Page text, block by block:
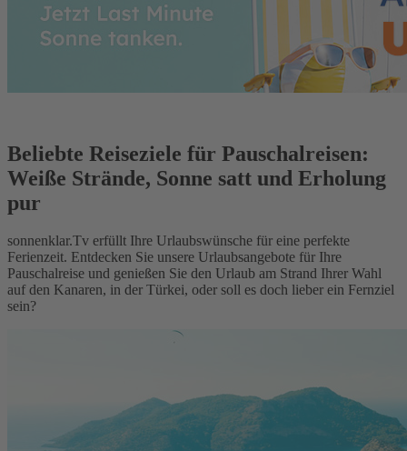
Beliebte Reiseziele für Pauschalreisen:
Weiße Strände, Sonne satt und Erholung
pur
sonnenklar.Tv erfüllt Ihre Urlaubswünsche für eine perfekte
Ferienzeit. Entdecken Sie unsere Urlaubsangebote für Ihre
Pauschalreise und genießen Sie den Urlaub am Strand Ihrer Wahl
auf den Kanaren, in der Türkei, oder soll es doch lieber ein Fernziel
sein?